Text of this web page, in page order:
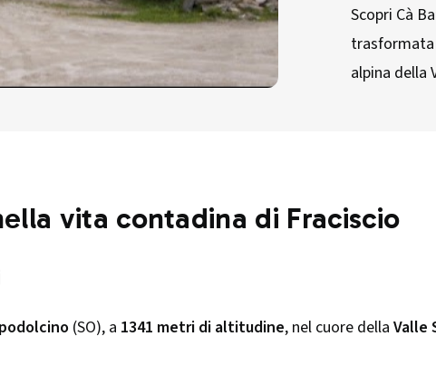
Scopri Cà
trasformata
alpina della
vita contadina di Fraciscio
(SO), a 1341 metri di altitudine, nel cuore della Valle